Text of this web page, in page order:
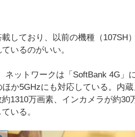
しており、以前の機種（107SH
いるのがいい。
ネットワークは「SoftBank 4G」
か5GHzにも対応している。内
1310万画素、インカメラが約
いる。